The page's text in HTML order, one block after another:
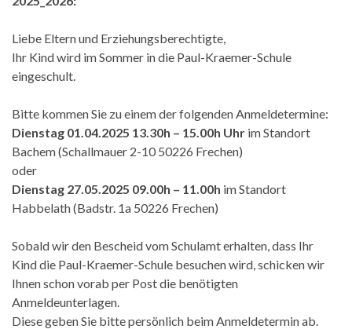
Liebe Eltern und Erziehungsberechtigte,
Ihr Kind wird im Sommer in die Paul-Kraemer-Schule
eingeschult.
Bitte kommen Sie zu einem der folgenden Anmeldetermine:
Dienstag 01.04.2025 13.30h – 15.00h Uhr im Standort
Bachem (Schallmauer 2-10 50226 Frechen)
oder
Dienstag 27.05.2025 09.00h – 11.00h im Standort
Habbelath (Badstr. 1a 50226 Frechen)
Sobald wir den Bescheid vom Schulamt erhalten, dass Ihr
Kind die Paul-Kraemer-Schule besuchen wird, schicken wir
Ihnen schon vorab per Post die benötigten
Anmeldeunterlagen.
Diese geben Sie bitte persönlich beim Anmeldetermin ab.